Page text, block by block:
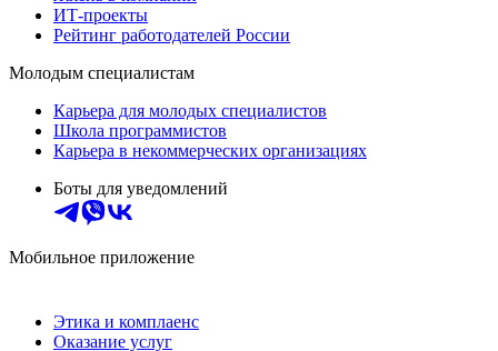
ИТ-проекты
Рейтинг работодателей России
Молодым специалистам
Карьера для молодых специалистов
Школа программистов
Карьера в некоммерческих организациях
Боты для уведомлений
Мобильное приложение
Этика и комплаенс
Оказание услуг